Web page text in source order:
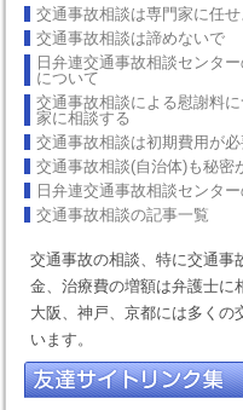
交通事故相談は専門家に任せ
交通事故相談は諦めないで
日弁連交通事故相談センタ
について
交通事故相談による慰謝料
家に相談する
交通事故相談は初期費用が
交通事故相談(自治体)も秘密
日弁連交通事故相談センタ
交通事故相談の記事一覧
交通事故の相談、特に交通事
金、治療費の増額は弁護士に
大阪、神戸、京都には多くの
います。